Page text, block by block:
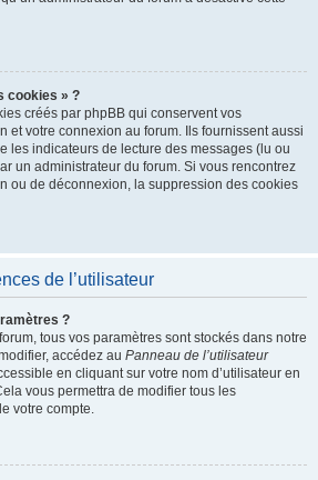
cookies » ?
créés par phpBB qui conservent vos
et votre connexion au forum. Ils fournissent aussi
les indicateurs de lecture des messages (lu ou
un administrateur du forum. Si vous rencontrez
ou de déconnexion, la suppression des cookies
de l’utilisateur
?
tous vos paramètres sont stockés dans notre
accédez au Panneau de l’utilisateur
en cliquant sur votre nom d’utilisateur en
vous permettra de modifier tous les
votre compte.